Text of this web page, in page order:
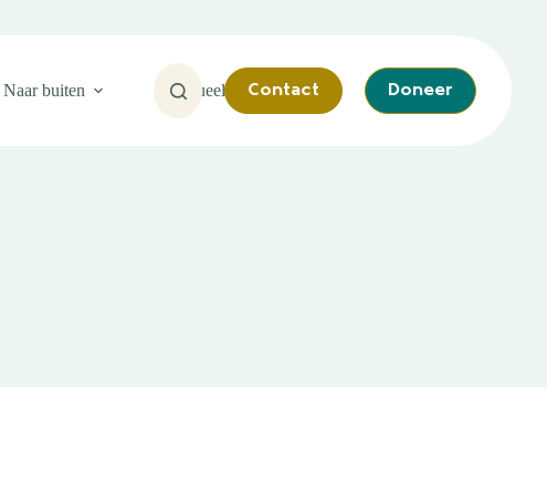
Naar buiten Actueel Contact Doneer